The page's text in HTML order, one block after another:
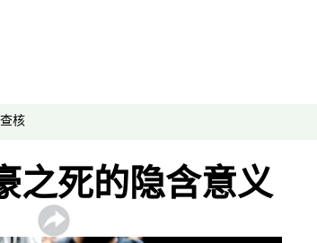
核
《亚太报道》音频
之死的隐含意义